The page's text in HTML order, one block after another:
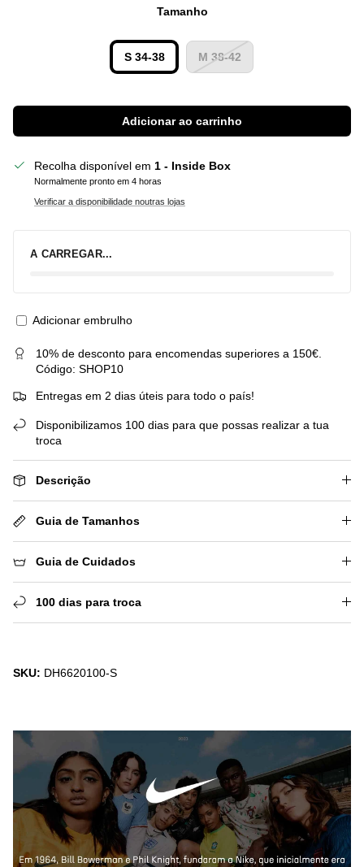
Tamanho
S 34-38 M 38-42
Adicionar ao carrinho
Recolha disponível em 1 - Inside Box
Normalmente pronto em 4 horas
Verificar a disponibilidade noutras lojas
A CARREGAR...
Adicionar embrulho
10% de desconto para encomendas superiores a 150€.
Código: SHOP10
Entregas em 2 dias úteis para todo o país!
Disponibilizamos 100 dias para que possas realizar a tua
troca
Descrição
Guia de Tamanhos
Guia de Cuidados
100 dias para troca
SKU: DH6620100-S